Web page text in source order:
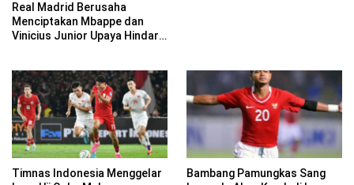
Real Madrid Berusaha
Menciptakan Mbappe dan
Vinicius Junior Upaya Hindari
Timnas Indonesia Menggelar
Bambang Pamungkas Sang